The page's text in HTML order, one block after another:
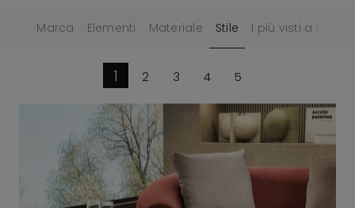
Marca Elementi Materiale Stile I più visti a :
1 2 3 4 5